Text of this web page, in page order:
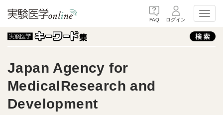
FAQ ログイン
Japan Agency for
MedicalResearch and
Development